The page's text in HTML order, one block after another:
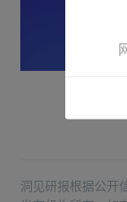
洞见研报根据公开